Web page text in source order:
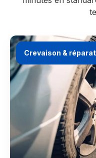
Crevaison &